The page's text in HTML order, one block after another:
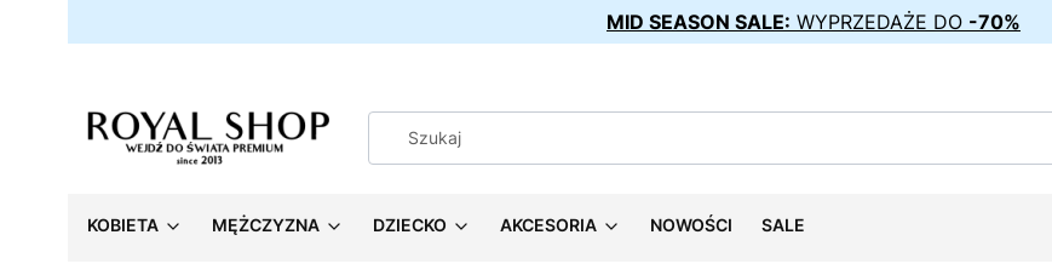
MID SEASON SALE: WYPRZEDAŻE DO -70%
KOBIETA MĘŻCZYZNA DZIECKO AKCESORIA NOWOŚCI SALE